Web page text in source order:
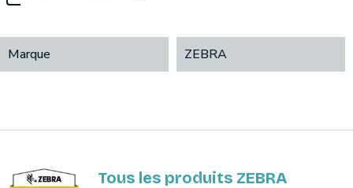
Marque ZEBRA
Tous les produits ZEBRA